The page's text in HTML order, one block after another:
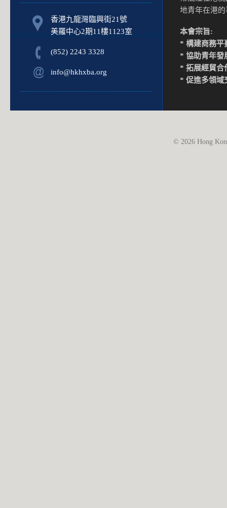
香港九龍灣臨興街21號
美羅中心2期11樓1123室
(852) 2243 3328
info@hkhxba.org
地青年在港
本會宗旨:
* 構建商務平
* 協助青年發
* 拓展經貿合
* 促進多領域
© 2026 Hong